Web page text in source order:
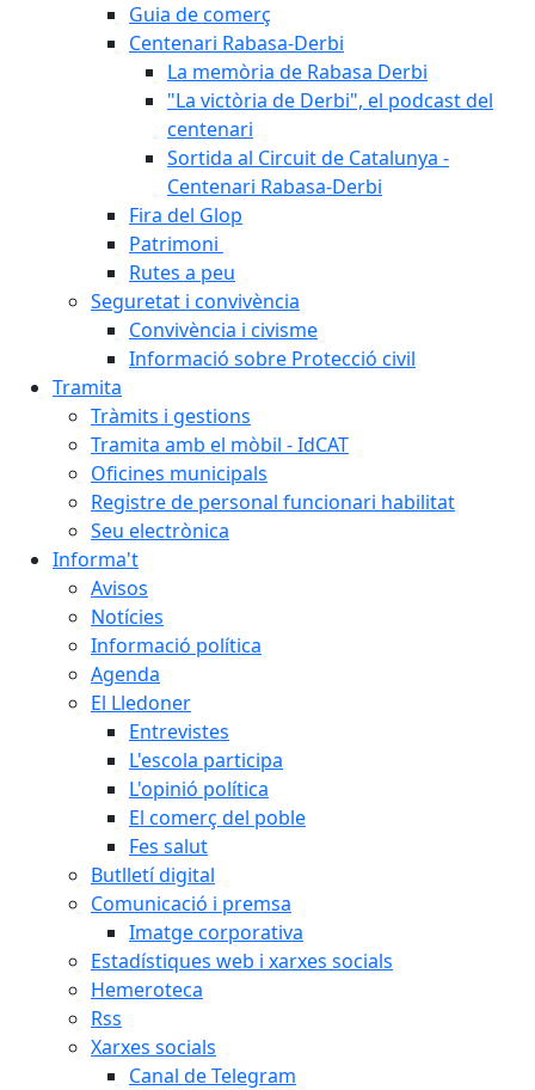
Guia de comerç
Centenari Rabasa-Derbi
La memòria de Rabasa Derbi
"La victòria de Derbi", el podcast del
centenari
Sortida al Circuit de Catalunya -
Centenari Rabasa-Derbi
Fira del Glop
Patrimoni
Rutes a peu
Seguretat i convivència
Convivència i civisme
Informació sobre Protecció civil
Tramita
Tràmits i gestions
Tramita amb el mòbil - IdCAT
Oficines municipals
Registre de personal funcionari habilitat
Seu electrònica
Informa't
Avisos
Notícies
Informació política
Agenda
El Lledoner
Entrevistes
L'escola participa
L'opinió política
El comerç del poble
Fes salut
Butlletí digital
Comunicació i premsa
Imatge corporativa
Estadístiques web i xarxes socials
Hemeroteca
Rss
Xarxes socials
Canal de Telegram